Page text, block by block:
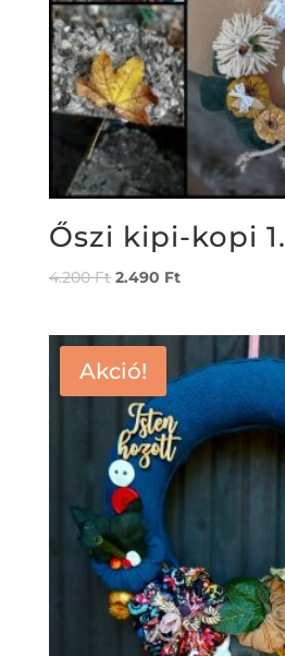
Őszi kipi-kopi 1.
4.200Ft 2.490 Ft
Akció!